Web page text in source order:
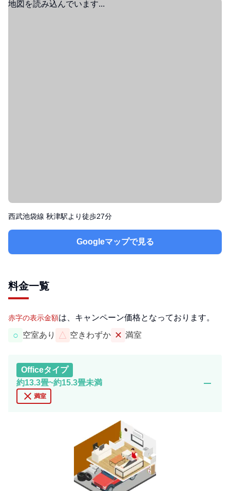
地図を読み込んでいます...
西武池袋線 秋津駅より徒歩27分
Googleマップで見る
料金一覧
赤字の表示金額は、キャンペーン価格となっております。
○ 空室あり △ 空きわずか ✕ 満室
Officeタイプ
約13.3畳~約15.3畳未満
close 満室
remove